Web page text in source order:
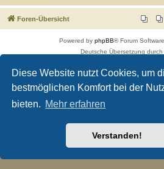
Diese Website nutzt Cookies, um
bestmöglichen Komfort bei der
bieten. Mehr erfahren
Verstanden!
Foren-Übersicht
Powered by phpBB® Forum
Deutsche Übersetzung durch